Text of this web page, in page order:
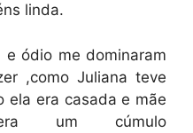
linda.
ódio me dominaram
,como Juliana teve
ela era casada e mãe
um cúmulo